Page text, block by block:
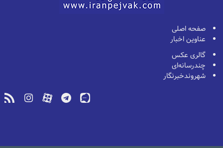
صفحه اصلی
عناوین اخبار
گالری عکس
چندرسانه‌ای
شهروندخبرنگار